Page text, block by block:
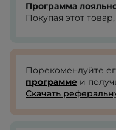
Программа
Покупая этот
Порекомендуйте
программе и
Скачать